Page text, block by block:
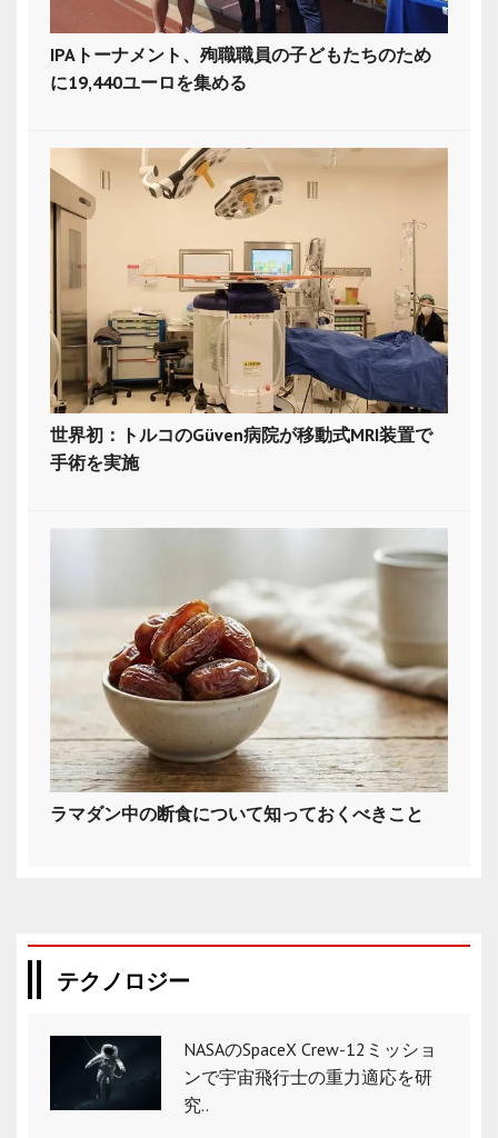
IPAトーナメント、殉職職員の子どもたちのため
に19,440ユーロを集める
世界初：トルコのGüven病院が移動式MRI装置で
手術を実施
ラマダン中の断食について知っておくべきこと
テクノロジー
NASAのSpaceX Crew-12ミッショ
ンで宇宙飛行士の重力適応を研
究..